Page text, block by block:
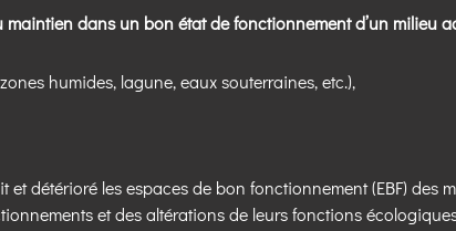
dans un bon état de fonctionnement d’un milieu
humides, lagune, eaux souterraines, etc.),
détérioré les espaces de bon fonctionnement (EBF)
et des altérations de leurs fonctions